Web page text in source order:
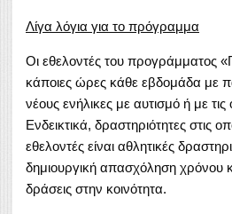
Λίγα λόγια για το πρόγραμμα
Οι εθελοντές του προγράμματος
κάποιες ώρες κάθε εβδομάδα με
νέους ενήλικες με αυτισμό ή με τις
Ενδεικτικά, δραστηριότητες στις
εθελοντές είναι αθλητικές
δημιουργική απασχόληση χρόνου
δράσεις στην κοινότητα.